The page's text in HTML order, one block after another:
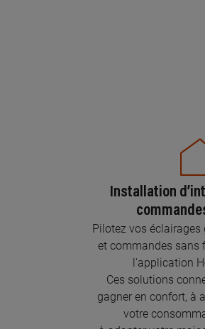
Installation
Pilotez vos
et commandes sans
l'application
Ces solutions
gagner en confort, à
votre